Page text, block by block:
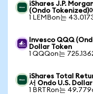
iShares J.P.
(Ondo Tokenized)
1 LEMBon는
Invesco QQQ
Dollar Token
1 QQQon는
iShares Total
서 Ondo U.S.
1 BRTRon는